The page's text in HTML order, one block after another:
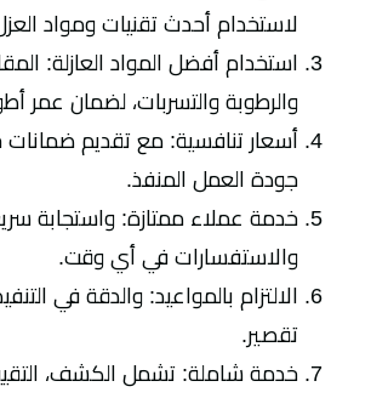
لاستخدام أحدث تقنيات ومواد
استخدام أفضل المواد العازلة:
والرطوبة والتسربات، لضمان عمر
أسعار تنافسية: مع تقديم
جودة العمل المنفذ.
خدمة عملاء ممتازة: واستجابة
والاستفسارات في أي وقت.
الالتزام بالمواعيد: والدقة في
تقصير.
خدمة شاملة: تشمل الكشف،